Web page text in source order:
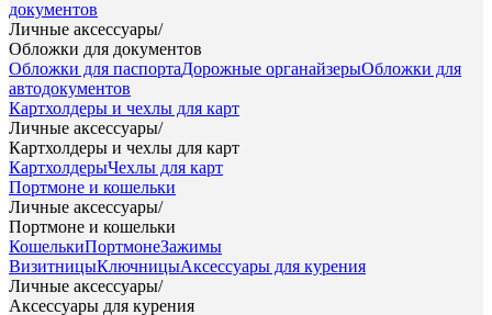
документов
Личные аксессуары/
Обложки для документов
Обложки для паспортаДорожные органайзерыОбложки для
автодокументов
Картхолдеры и чехлы для карт
Личные аксессуары/
Картхолдеры и чехлы для карт
КартхолдерыЧехлы для карт
Портмоне и кошельки
Личные аксессуары/
Портмоне и кошельки
КошелькиПортмонеЗажимы
ВизитницыКлючницыАксессуары для курения
Личные аксессуары/
Аксессуары для курения